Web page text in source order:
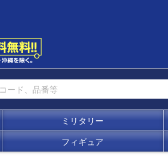
ミリタリー
フィギュア